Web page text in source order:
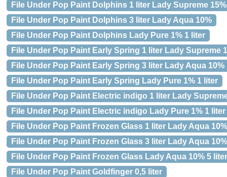
File Under Pop Paint Dolphins 1 liter Lady Supreme 15%
File Under Pop Paint Dolphins 3 liter Lady Aqua 10%
File Under Pop Paint Dolphins Lady Pure 1% 1 liter
File Under Pop Paint Early Spring 1 liter Lady Supreme
File Under Pop Paint Early Spring 3 liter Lady Aqua 10%
File Under Pop Paint Early Spring Lady Pure 1% 1 liter
File Under Pop Paint Electric indigo 1 liter Lady
File Under Pop Paint Electric indigo Lady Pure 1% 1 liter
File Under Pop Paint Frozen Glass 1 liter Lady Aqua 10%
File Under Pop Paint Frozen Glass 3 liter Lady Aqua 10%
File Under Pop Paint Frozen Glass Lady Aqua 10% 5 liter
File Under Pop Paint Goldfinger 0,5 liter